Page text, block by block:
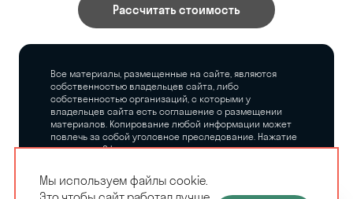
Рассчитать стоимость
Все материалы, размещенные на сайте, являются
собственностью владельцев сайта, либо
собственностью организаций, с которыми у
владельцев сайта есть соглашение о размещении
материалов. Копирование любой информации может
повлечь за собой уголовное преследование. Нажатие
на кнопку «Оформить заказ», а также последующее
владельцев сайта никаких обязательств.
Мы используем файлы cookie.